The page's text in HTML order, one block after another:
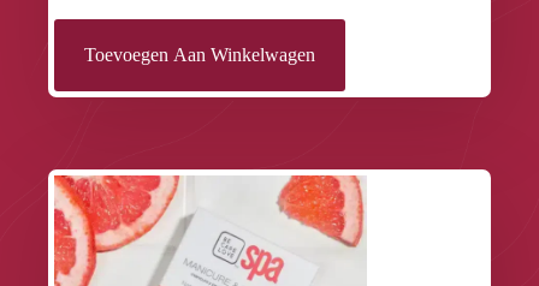
Toevoegen Aan Winkelwagen